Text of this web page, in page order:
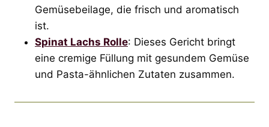
Gemüsebeilage, die frisch und aromatisch
ist.
Spinat Lachs Rolle: Dieses Gericht bringt
eine cremige Füllung mit gesundem Gemüse
und Pasta-ähnlichen Zutaten zusammen.